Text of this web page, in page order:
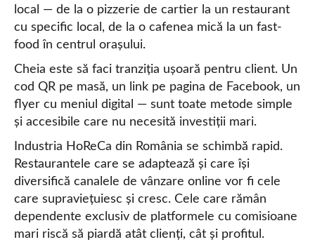
local — de la o pizzerie de cartier la un restaurant
cu specific local, de la o cafenea mică la un fast-
food în centrul orașului.
Cheia este să faci tranziția ușoară pentru client. Un
cod QR pe masă, un link pe pagina de Facebook, un
flyer cu meniul digital — sunt toate metode simple
și accesibile care nu necesită investiții mari.
Industria HoReCa din România se schimbă rapid.
Restaurantele care se adaptează și care își
diversifică canalele de vânzare online vor fi cele
care supraviețuiesc și cresc. Cele care rămân
dependente exclusiv de platformele cu comisioane
mari riscă să piardă atât clienți, cât și profitul.